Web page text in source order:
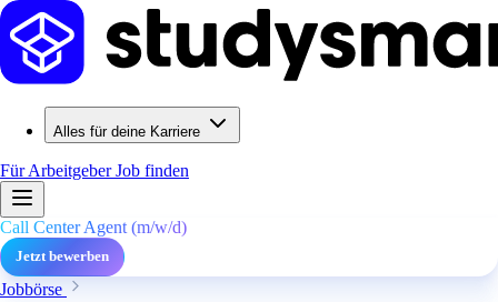
Alles für deine Karriere
Für ArbeitgeberJob finden
Call Center Agent (m/w/d)
Jetzt bewerben
Jobbörse